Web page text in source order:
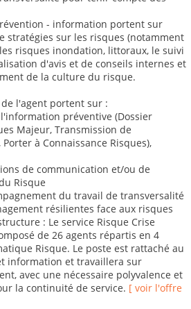
- information portent sur
stratégies sur les risques (notamment
risques inondation, littoraux, le suivi
d'avis et de conseils internes et
de la culture du risque.
l'agent portent sur :
préventive (Dossier
Majeur, Transmission de
à Connaissance Risques),
de communication et/ou de
Risque
du travail de transversalité
résilientes face aux risques
: Le service Risque Crise
de 26 agents répartis en 4
Risque. Le poste est rattaché au
information et travaillera sur
avec une nécessaire polyvalence et
la continuité de service. [ voir l'offre